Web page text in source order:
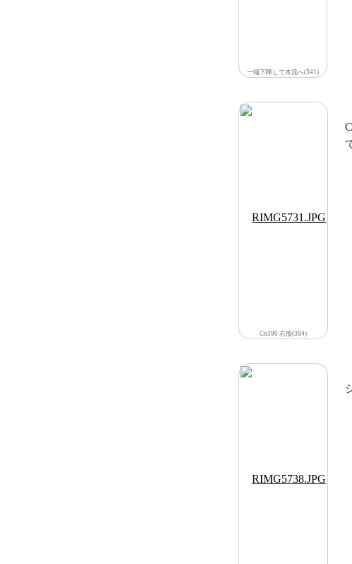
一端下降して本流へ(341)
Co390 右股(384)